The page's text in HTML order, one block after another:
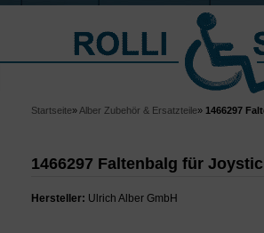
Startseite» Alber Zubehör & Ersatzteile» 1466297
1466297 Faltenbalg für
Hersteller: Ulrich Alber GmbH